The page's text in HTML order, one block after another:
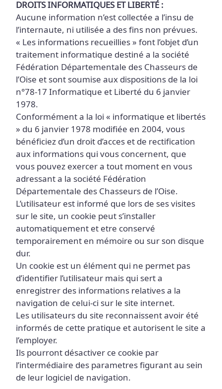
DROITS INFORMATIQUES ET LIBERTÉ :
Aucune information n’est collectée a l’insu de
l’internaute, ni utilisée a des fins non prévues.
« Les informations recueillies » font l’objet d’un
traitement informatique destiné a la société
Fédération Départementale des Chasseurs de
l’Oise et sont soumise aux dispositions de la loi
n°78-17 Informatique et Liberté du 6 janvier
1978.
Conformément a la loi « informatique et libertés
» du 6 janvier 1978 modifiée en 2004, vous
bénéficiez d’un droit d’acces et de rectification
aux informations qui vous concernent, que
vous pouvez exercer a tout moment en vous
adressant a la société Fédération
Départementale des Chasseurs de l’Oise.
L’utilisateur est informé que lors de ses visites
sur le site, un cookie peut s’installer
automatiquement et etre conservé
temporairement en mémoire ou sur son disque
dur.
Un cookie est un élément qui ne permet pas
d’identifier l’utilisateur mais qui sert a
enregistrer des informations relatives a la
navigation de celui-ci sur le site internet.
Les utilisateurs du site reconnaissent avoir été
informés de cette pratique et autorisent le site a
l’employer.
Ils pourront désactiver ce cookie par
l’intermédiaire des parametres figurant au sein
de leur logiciel de navigation.